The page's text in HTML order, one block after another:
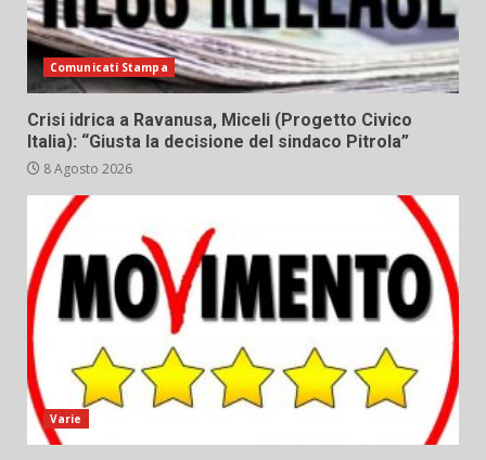
Comunicati Stampa
Crisi idrica a Ravanusa, Miceli (Progetto Civico
Italia): “Giusta la decisione del sindaco Pitrola”
8 Agosto 2026
Varie